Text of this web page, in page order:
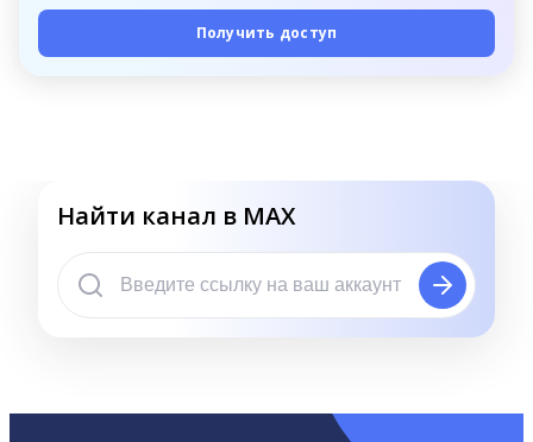
Получить доступ
Найти канал в MAX